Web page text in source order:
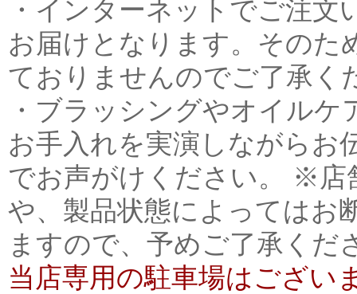
・インターネットでご注
お届けとなります。そのた
ておりませんのでご了承く
・ブラッシングやオイル
お手入れを実演しながらお
でお声がけください。 ※店
や、製品状態によってはお
ますので、予めご了承くだ
当店専用の駐車場はござい